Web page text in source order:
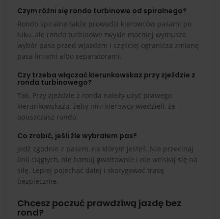
Czym różni się rondo turbinowe od spiralnego?
Rondo spiralne także prowadzi kierowców pasami po
łuku, ale rondo turbinowe zwykle mocniej wymusza
wybór pasa przed wjazdem i częściej ogranicza zmianę
pasa liniami albo separatorami.
Czy trzeba włączać kierunkowskaz przy zjeździe z
ronda turbinowego?
Tak. Przy zjeździe z ronda należy użyć prawego
kierunkowskazu, żeby inni kierowcy wiedzieli, że
opuszczasz rondo.
Co zrobić, jeśli źle wybrałem pas?
Jedź zgodnie z pasem, na którym jesteś. Nie przecinaj
linii ciągłych, nie hamuj gwałtownie i nie wciskaj się na
siłę. Lepiej pojechać dalej i skorygować trasę
bezpiecznie.
Chcesz poczuć prawdziwą jazdę bez
rond?